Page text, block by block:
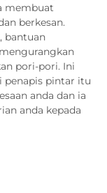
membuat
berkesan.
bantuan
pori-pori. Ini
penapis pintar itu
anda dan ia
anda kepada